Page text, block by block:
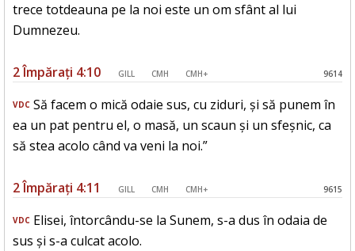
trece totdeauna pe la noi este un om sfânt al lui
Dumnezeu.
2 Împărați 4:10 GILL CMH CMH+ 9614
VDC Să facem o mică odaie sus, cu ziduri, și să punem în
ea un pat pentru el, o masă, un scaun și un sfeșnic, ca
să stea acolo când va veni la noi.”
2 Împărați 4:11 GILL CMH CMH+ 9615
VDC Elisei, întorcându-se la Sunem, s-a dus în odaia de
sus și s-a culcat acolo.